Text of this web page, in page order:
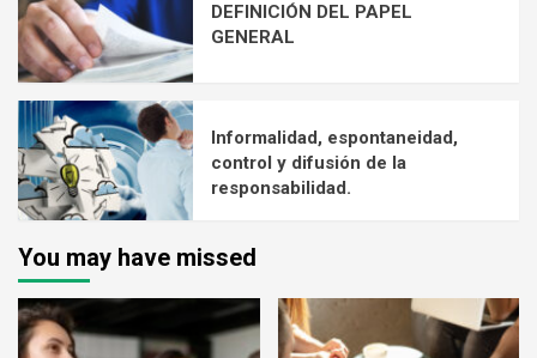
DEFINICIÓN DEL PAPEL
GENERAL
Informalidad, espontaneidad,
control y difusión de la
responsabilidad.
You may have missed